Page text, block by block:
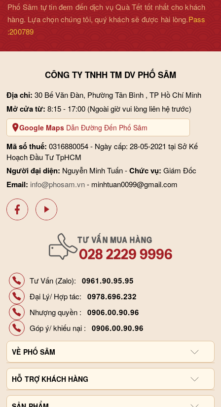
Phố Sâm tự tin đem đến dịch vụ Quà Tết tốt nhất cho khách
hàng. Lựa chọn chúng tôi, quý khách sẽ được hài lòng.Pass
:200789
CÔNG TY TNHH TM DV PHỐ SÂM
Địa chỉ: 30 Bế Văn Đàn, Phường Tân Bình , TP Hồ Chí Minh
Mở cửa từ:8:15 - 17:00 (Ngoài giờ vui lòng liên hệ trước)
Google Maps Dẫn Đường Đến Phố Sâm
Mã số thuế: 0316880054 - Ngày cấp: 28-05-2021 tại Sở Kế
Hoạch Đầu Tư TpHCM
Người đại diện: Nguyễn Minh Tuấn -Chức vụ: Giám Đốc
Email: info@phosam.vn- minhtuan0099@gmail.com
Tư Vấn (Zalo):0961.90.95.95
Đại Lý/ Hợp tác:0978.696.232
Nhượng quyền :0906.00.90.96
Góp ý/ khiếu nại :0906.00.90.96
VỀ PHỐ SÂM
Giới thiệu công ty
Hợp tác đại lý
HỖ TRỢ KHÁCH HÀNG
Chính sách và quy định